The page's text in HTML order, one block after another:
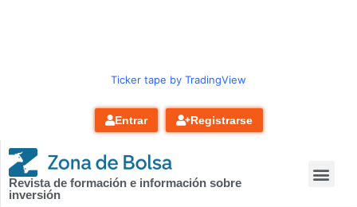
Ticker tape by TradingView
Entrar Registrarse
Revista de formación e información sobre
inversión